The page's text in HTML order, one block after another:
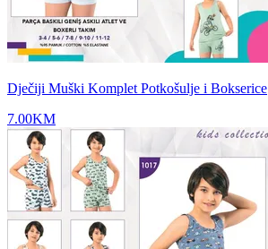
Dječiji Muški Komplet Potkošulje i Bokserice
7.00KM